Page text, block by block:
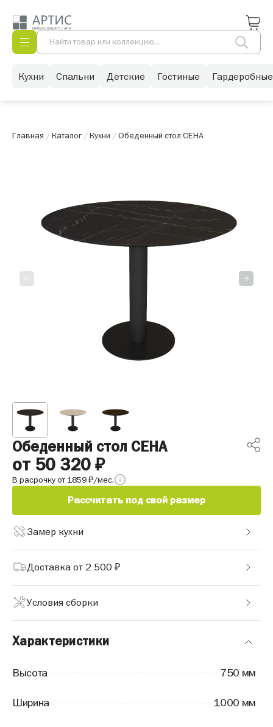
Кухни Спальни Детские Гостиные Гардеробные
Главная /Каталог/Кухни /Обеденный стол СЕНА
Обеденный стол СЕНА
от 50 320 ₽
В расрочку от 1859₽/мес.
Рассчитать под свой размер
Замер кухни
Доставка от 2 500 ₽
Условия сборки
Характеристики
Высота 750 мм
Ширина 1000 мм